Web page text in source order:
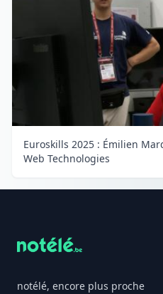
Euroskills 2025 : Émilien
Web Technologies
notélé, encore plus proche